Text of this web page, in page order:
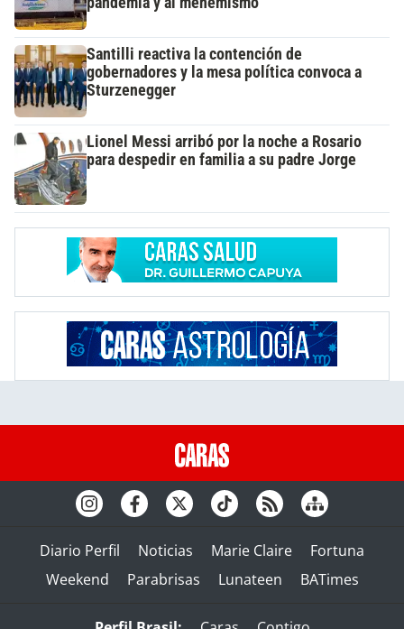
Santilli reactiva la contención de
gobernadores y la mesa política convoca a
Sturzenegger
Lionel Messi arribó por la noche a Rosario
para despedir en familia a su padre Jorge
Diario Perfil Noticias Marie Claire
Fortuna
Weekend
Parabrisas Lunateen BATimes